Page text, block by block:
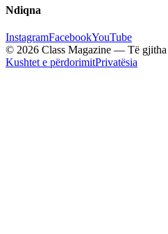
Ndiqna
InstagramFacebookYouTube
© 2026 Class Magazine — Të gjitha
Kushtet e përdorimitPrivatësia